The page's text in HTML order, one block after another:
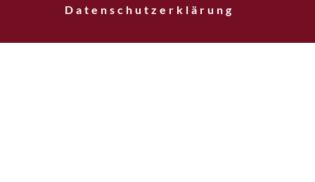
Datenschutzerklärung